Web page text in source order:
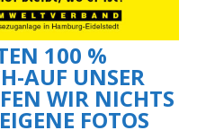
100 %
AUF UNSER
WIR NICHTS
FOTOS